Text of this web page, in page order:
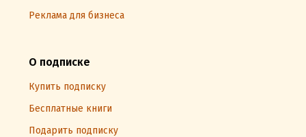
Реклама для бизнеса
О подписке
Купить подписку
Бесплатные книги
Подарить подписку